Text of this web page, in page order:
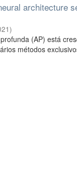
architecture
)
(AP) está
métodos